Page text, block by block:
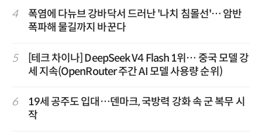
4
폭염에 다뉴브 강바닥서 드러난 '나치 침몰선'… 암반
폭파해 물길까지 바꾼다
5
[테크 차이나] DeepSeek V4 Flash 1위… 중국 모델 강
세 지속(OpenRouter 주간 AI 모델 사용량 순위)
6
19세 공주도 입대…덴마크, 국방력 강화 속 군 복무 시
작